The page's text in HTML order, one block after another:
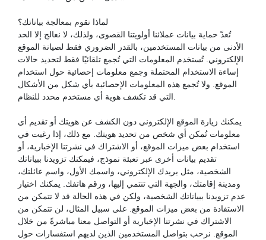
لماذا نقوم بمعالجة بياناتك؟
تُعدّ حماية بيانات عملائنا أولويتنا القصوى، ولذلك، لا نعالج إلا الحد
الأدنى من بيانات المستخدمين، بالقدر الضروري فقط لصيانة الموقع
الإلكتروني. تُستخدم المعلومات التي تُجمع تلقائيًا فقط لتحديد حالات
إساءة الاستخدام المحتملة وجمع معلومات إحصائية حول استخدام
الموقع. ولا تُجمع هذه المعلومات الإحصائية بأي شكل من الأشكال
يمكنك زيارة الموقع الإلكتروني دون الكشف عن هويتك أو تقديم أي
معلومات تُمكن أي شخص من تحديد هويتك. مع ذلك، إذا رغبت في
استخدام بعض ميزات الموقع، أو الاشتراك في نشرتنا الإخبارية، أو
تقديم بيانات أخرى عبر تعبئة نموذج، فيمكنك تزويدنا ببياناتك
الشخصية، مثل بريدك الإلكتروني، واسمك الأول، واسم عائلتك،
ومدينة إقامتك، والجهة التي تنتمي إليها، ورقم هاتفك. يمكنك اختيار
عدم تزويدنا ببياناتك الشخصية، ولكن في هذه الحالة قد لا تتمكن من
الاستفادة من بعض ميزات الموقع. على سبيل المثال، لن تتمكن من
الاشتراك في نشرتنا الإخبارية أو التواصل معنا مباشرةً من خلال
الموقع. نرحب بتواصل المستخدمين الذين لديهم استفسارات حول